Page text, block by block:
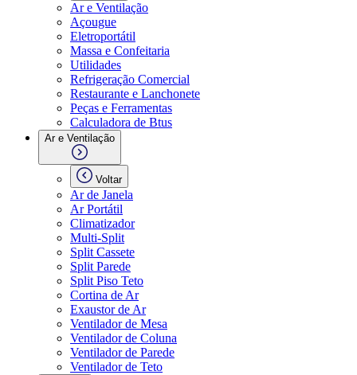
Ar e Ventilação
Açougue
Eletroportátil
Massa e Confeitaria
Utilidades
Refrigeração Comercial
Restaurante e Lanchonete
Peças e Ferramentas
Calculadora de Btus
Ar e Ventilação
Voltar
Ar de Janela
Ar Portátil
Climatizador
Multi-Split
Split Cassete
Split Parede
Split Piso Teto
Cortina de Ar
Exaustor de Ar
Ventilador de Mesa
Ventilador de Coluna
Ventilador de Parede
Ventilador de Teto